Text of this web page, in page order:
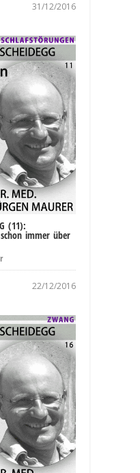
31/12/2016
(11):
immer über
22/12/2016